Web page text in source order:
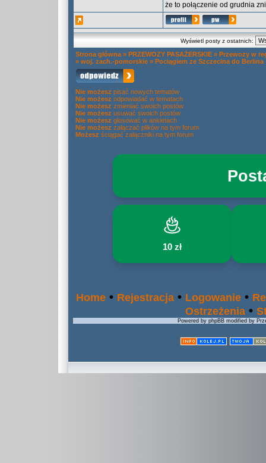
że to połączenie od grudnia
Wyświetl posty z ostatnich:
Strona główna » PRZEWOZY PASAŻERSKIE » Przewozy w
» woj. zach.-pomorskie » Pociągiem ze Szczecina do Berlina
Nie możesz pisać nowych tematów
Nie możesz odpowiadać w tematach
Nie możesz zmieniać swoich postów
Nie możesz usuwać swoich postów
Nie możesz głosować w ankietach
Nie możesz załączać plików na tym forum
Możesz ściągać załączniki na tym forum
10 zł
Home • Rejestracja • Logowanie •
Ostrzeżenia •
Powered by phpBB modified by